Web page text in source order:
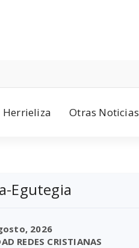
Herrieliza Otras Noticias
Egutegia
2026
REDES CRISTIANAS